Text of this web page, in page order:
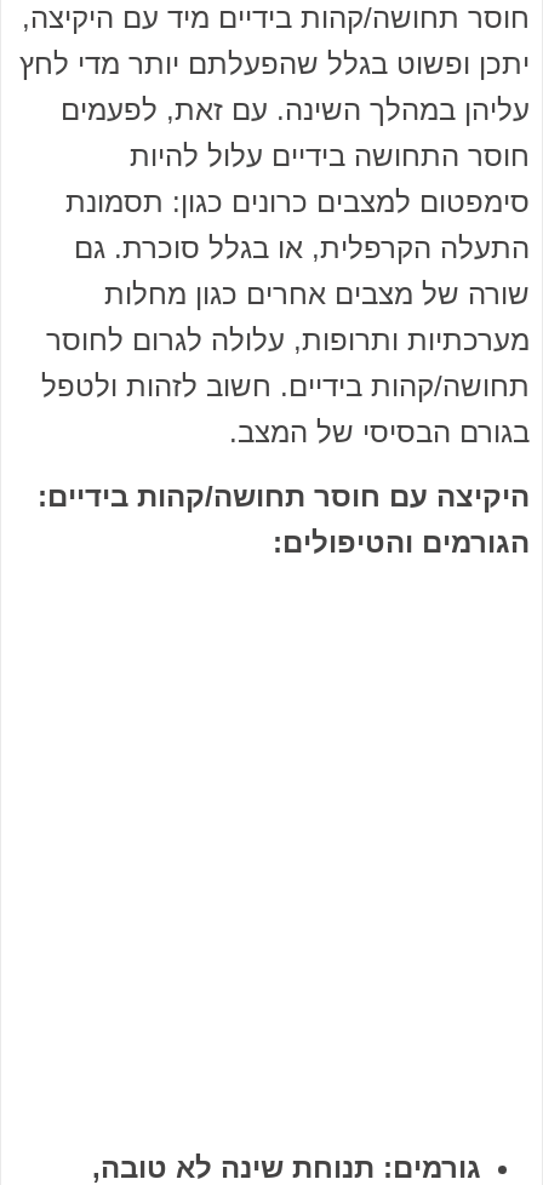
חוסר תחושה/קהות בידיים מיד עם היקיצה,
יתכן ופשוט בגלל שהפעלתם יותר מדי לחץ
עליהן במהלך השינה. עם זאת, לפעמים
חוסר התחושה בידיים עלול להיות
סימפטום למצבים כרונים כגון: תסמונת
התעלה הקרפלית, או בגלל סוכרת. גם
שורה של מצבים אחרים כגון מחלות
מערכתיות ותרופות, עלולה לגרום לחוסר
תחושה/קהות בידיים. חשוב לזהות ולטפל
בגורם הבסיסי של המצב.
היקיצה עם חוסר תחושה/קהות בידיים:
הגורמים והטיפולים:
גורמים: תנוחת שינה לא טובה,